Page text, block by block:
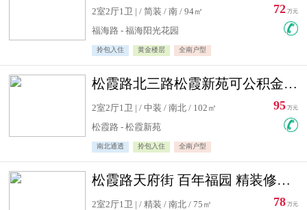
2室2厅1卫 | / 简装 / 南 / 94㎡
福海路 - 福海阳光花园
拎包入住 黄金楼层 全南户型
72 万元
松霞路北三路松霞新苑可公积金贷款北小区南北通透住宅急售
2室2厅1卫 | / 中装 / 南北 / 102㎡
松霞路 - 松霞新苑
南北通透 拎包入住 全南户型
95 万元
松霞路天府街 百年福园 精装修住宅急售
2室2厅1卫 | / 精装 / 南北 / 75㎡
78 万元